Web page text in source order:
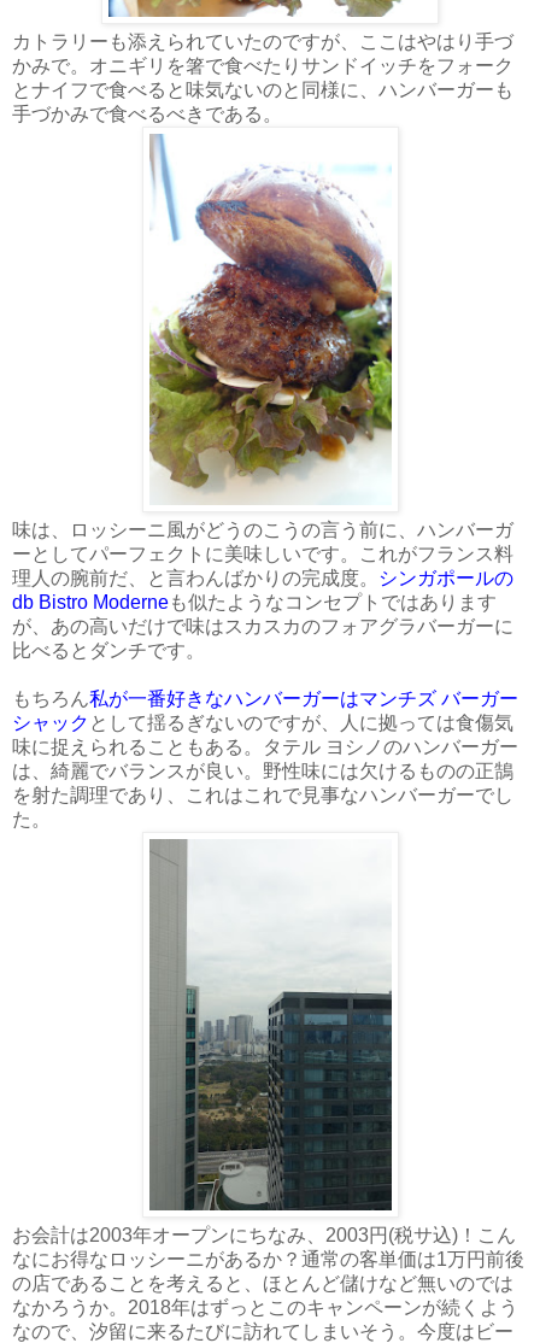
カトラリーも添えられていたのですが、ここはやはり手づ
かみで。オニギリを箸で食べたりサンドイッチをフォーク
とナイフで食べると味気ないのと同様に、ハンバーガーも
手づかみで食べるべきである。
味は、ロッシーニ風がどうのこうの言う前に、ハンバーガ
ーとしてパーフェクトに美味しいです。これがフランス料
理人の腕前だ、と言わんばかりの完成度。
シンガポールの
db Bistro Moderneも似たようなコンセプトではあります
が、あの高いだけで味はスカスカのフォアグラバーガーに
比べるとダンチです。
もちろん私が一番好きなハンバーガーはマンチズ バーガー
シャック として揺るぎないのですが、人に拠っては食傷気
味に捉えられることもある。タテル ヨシノのハンバーガー
は、綺麗でバランスが良い。野性味には欠けるものの正鵠
を射た調理であり、これはこれで見事なハンバーガーでし
た。
お会計は2003年オープンにちなみ、2003円(税サ込)！こん
なにお得なロッシーニがあるか？通常の客単価は1万円前後
の店であることを考えると、ほとんど儲けなど無いのでは
なかろうか。2018年はずっとこのキャンペーンが続くよう
なので、汐留に来るたびに訪れてしまいそう。今度はビー